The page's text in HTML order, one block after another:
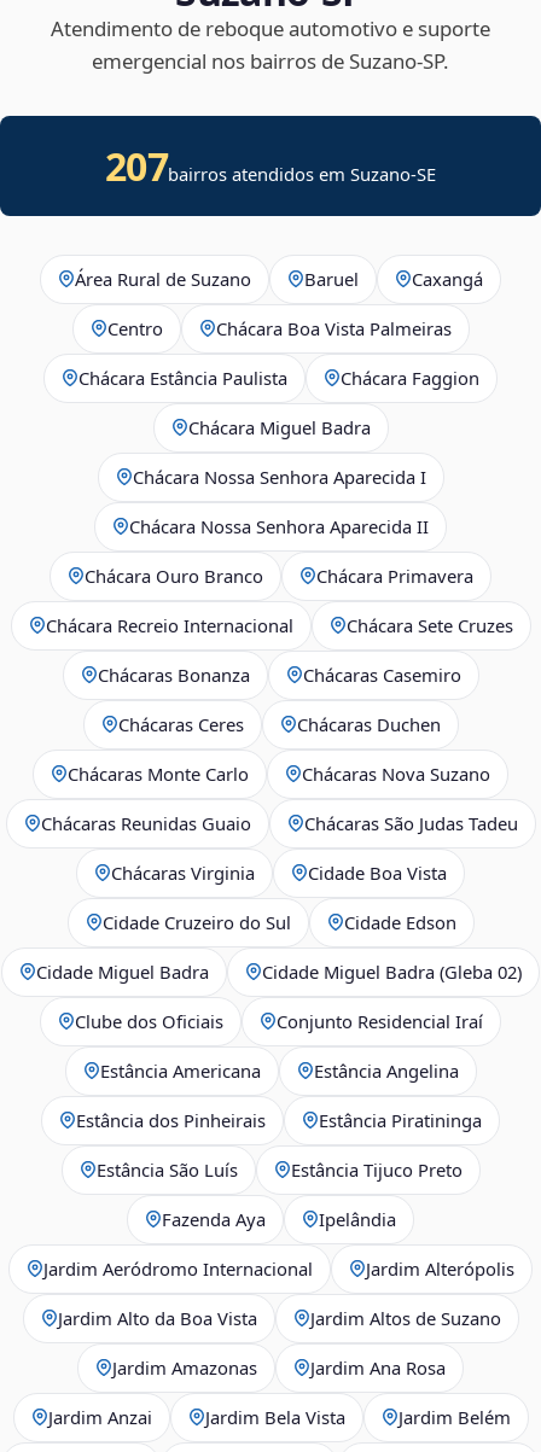
Atendimento de reboque automotivo e suporte
emergencial nos bairros de Suzano‑SP.
207bairros atendidos emSuzano-SE
Área Rural de Suzano Baruel Caxangá
Centro Chácara Boa Vista Palmeiras
Chácara Estância Paulista Chácara Faggion
Chácara Miguel Badra
Chácara Nossa Senhora Aparecida I
Chácara Nossa Senhora Aparecida II
Chácara Ouro Branco Chácara Primavera
Chácara Recreio Internacional Chácara Sete Cruzes
Chácaras Bonanza Chácaras Casemiro
Chácaras Ceres Chácaras Duchen
Chácaras Monte Carlo Chácaras Nova Suzano
Chácaras Reunidas Guaio Chácaras São Judas Tadeu
Chácaras Virginia Cidade Boa Vista
Cidade Cruzeiro do Sul Cidade Edson
Cidade Miguel Badra Cidade Miguel Badra (Gleba 02)
Clube dos Oficiais Conjunto Residencial Iraí
Estância Americana Estância Angelina
Estância dos Pinheirais Estância Piratininga
Estância São Luís Estância Tijuco Preto
Fazenda Aya Ipelândia
Jardim Aeródromo Internacional Jardim Alterópolis
Jardim Alto da Boa Vista Jardim Altos de Suzano
Jardim Amazonas Jardim Ana Rosa
Jardim Anzai Jardim Bela Vista Jardim Belém